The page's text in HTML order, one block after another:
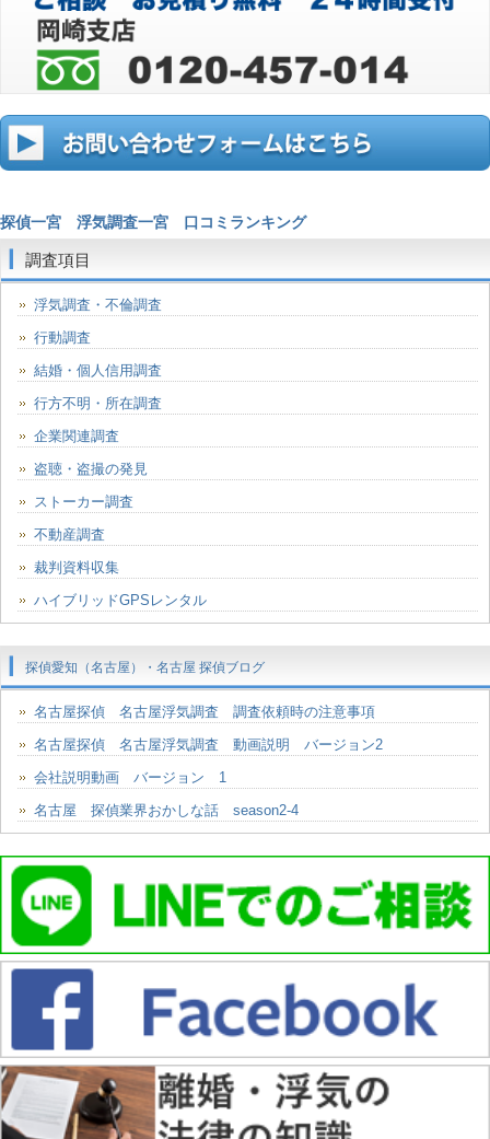
探偵一宮 浮気調査一宮 口コミランキング
調査項目
浮気調査・不倫調査
行動調査
結婚・個人信用調査
行方不明・所在調査
企業関連調査
盗聴・盗撮の発見
ストーカー調査
不動産調査
裁判資料収集
ハイブリッドGPSレンタル
探偵愛知（名古屋）・名古屋 探偵ブログ
名古屋探偵 名古屋浮気調査 調査依頼時の注意事項
名古屋探偵 名古屋浮気調査 動画説明 バージョン2
会社説明動画 バージョン 1
名古屋 探偵業界おかしな話 season2-4